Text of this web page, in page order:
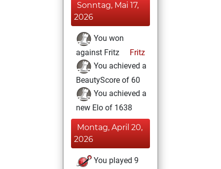
Sonntag, Mai 17,
2026
You won
against Fritz
Fritz
You achieved a
BeautyScore of 60
You achieved a
new Elo of 1638
Montag, April 20,
2026
You played 9